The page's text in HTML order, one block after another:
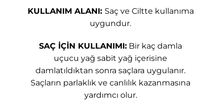
KULLANIM ALANI: Saç ve Ciltte kullanıma
uygundur.
SAÇ İÇİN KULLANIMI: Bir kaç damla
uçucu yağ sabit yağ içerisine
damlatıldıktan sonra saçlara uygulanır.
Saçların parlaklık ve canlılık kazanmasına
yardımcı olur.